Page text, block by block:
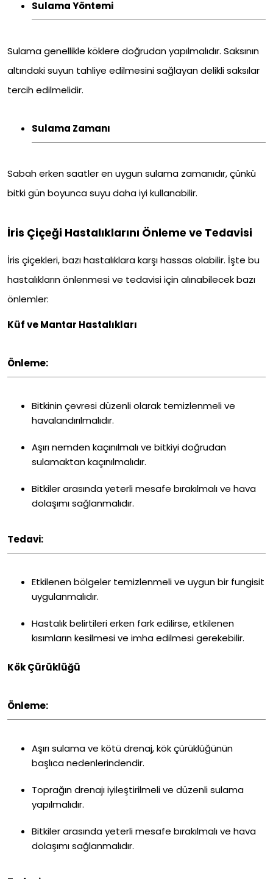
Sulama Yöntemi
Sulama genellikle köklere doğrudan yapılmalıdır. Saksının
altındaki suyun tahliye edilmesini sağlayan delikli saksılar
tercih edilmelidir.
Sulama Zamanı
Sabah erken saatler en uygun sulama zamanıdır, çünkü
bitki gün boyunca suyu daha iyi kullanabilir.
İris Çiçeği Hastalıklarını Önleme ve Tedavisi
İris çiçekleri, bazı hastalıklara karşı hassas olabilir. İşte bu
hastalıkların önlenmesi ve tedavisi için alınabilecek bazı
önlemler:
Küf ve Mantar Hastalıkları
Önleme:
Bitkinin çevresi düzenli olarak temizlenmeli ve
havalandırılmalıdır.
Aşırı nemden kaçınılmalı ve bitkiyi doğrudan
sulamaktan kaçınılmalıdır.
Bitkiler arasında yeterli mesafe bırakılmalı ve hava
dolaşımı sağlanmalıdır.
Tedavi:
Etkilenen bölgeler temizlenmeli ve uygun bir fungisit
uygulanmalıdır.
Hastalık belirtileri erken fark edilirse, etkilenen
kısımların kesilmesi ve imha edilmesi gerekebilir.
Kök Çürüklüğü
Önleme:
Aşırı sulama ve kötü drenaj, kök çürüklüğünün
başlıca nedenlerindendir.
Toprağın drenajı iyileştirilmeli ve düzenli sulama
yapılmalıdır.
Bitkiler arasında yeterli mesafe bırakılmalı ve hava
dolaşımı sağlanmalıdır.